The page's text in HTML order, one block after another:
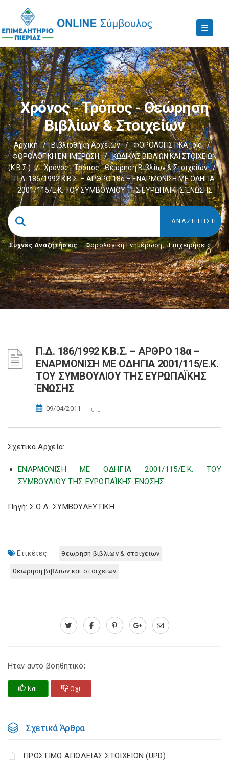
Χρόνος - Τρόπος - Θεώρηση
Βιβλίων & Στοιχείων
Αρχική / Βιβλιοθήκη Αρχείων / ΦΟΡΟΛΟΓΙΣΤΙΚΑ_old
/
ΦΟΡΟΛΟΓΙΚΗ ΕΝΗΜΕΡΩΣΗ
/
ΚΩΔΙΚΑΣ ΒΙΒΛΙΩΝ ΚΑΙ ΣΤΟΙΧΕΙΩΝ
(Κ.Β.Σ.)
/ Χρόνος - Τρόπος - Θεώρηση Βιβλίων & Στοιχείων
/
Π.Δ. 186/1992 Κ.Β.Σ. – ΑΡΘΡΟ 18α – ΕΝΑΡΜΟΝΙΣΗ ΜΕ ΟΔΗΓΙΑ
2001/115/Ε.Κ. ΤΟΥ ΣΥΜΒΟΥΛΙΟΥ ΤΗΣ ΕΥΡΩΠΑΪΚΗΣ ΈΝΩΣΗΣ
Συχνές Αναζητήσεις: Φορολογικη Ενημέρωση, Επιχειρήσεις
Π.Δ. 186/1992 Κ.Β.Σ. – ΑΡΘΡΟ 18α –
ΕΝΑΡΜΟΝΙΣΗ ΜΕ ΟΔΗΓΙΑ 2001/115/Ε.Κ.
ΤΟΥ ΣΥΜΒΟΥΛΙΟΥ ΤΗΣ ΕΥΡΩΠΑΪΚΗΣ
ΈΝΩΣΗΣ
09/04/2011
Σχετικά Αρχεία:
ΕΝΑΡΜΟΝΙΣΗ ΜΕ ΟΔΗΓΙΑ 2001/115/Ε.Κ. ΤΟΥ
ΣΥΜΒΟΥΛΙΟΥ ΤΗΣ ΕΥΡΩΠΑΪΚΗΣ ΈΝΩΣΗΣ
Πηγή: Σ.Ο.Λ. ΣΥΜΒΟΥΛΕΥΤΙΚΗ
Ετικέτες: θεωρηση βιβλιων & στοιχειων
θεωρηση βιβλιων και στοιχειων
Ηταν αυτό βοηθητικό;
Ναι Οχι
Σχετικά Άρθρα
ΠΡΟΣΤΙΜΟ ΑΠΩΛΕΙΑΣ ΣΤΟΙΧΕΙΩΝ (UPD)